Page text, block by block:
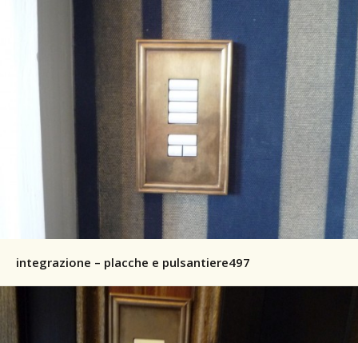
integrazione – placche e pulsantiere497